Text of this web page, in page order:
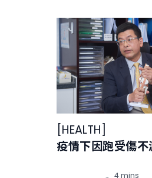
[HEALTH]
疫情下因跑受傷不
4 mins